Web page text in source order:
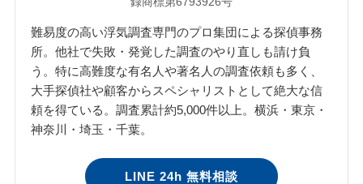
難易度の高い浮気調査専門のプロ集団による探偵事務
所。他社で失敗・発覚した調査のやり直しも請け負
う。特に高難度な有名人や著名人の調査依頼も多く、
大手探偵社や顧客からスペシャリストとして絶大な信
頼を得ている。調査累計約5,000件以上。横浜・東京・
神奈川・埼玉・千葉。
LINE 24h 無料相談